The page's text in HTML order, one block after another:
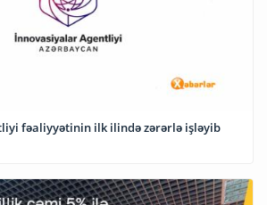
fəaliyyətinin ilk ilində zərərlə işləyib